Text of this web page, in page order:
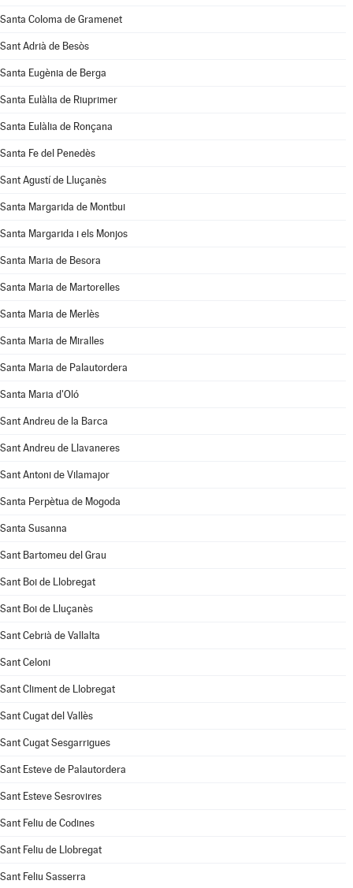
Santa Coloma de Gramenet
Sant Adrià de Besòs
Santa Eugènia de Berga
Santa Eulàlia de Riuprimer
Santa Eulàlia de Ronçana
Santa Fe del Penedès
Sant Agustí de Lluçanès
Santa Margarida de Montbui
Santa Margarida i els Monjos
Santa Maria de Besora
Santa Maria de Martorelles
Santa Maria de Merlès
Santa Maria de Miralles
Santa Maria de Palautordera
Santa Maria d'Oló
Sant Andreu de la Barca
Sant Andreu de Llavaneres
Sant Antoni de Vilamajor
Santa Perpètua de Mogoda
Santa Susanna
Sant Bartomeu del Grau
Sant Boi de Llobregat
Sant Boi de Lluçanès
Sant Cebrià de Vallalta
Sant Celoni
Sant Climent de Llobregat
Sant Cugat del Vallès
Sant Cugat Sesgarrigues
Sant Esteve de Palautordera
Sant Esteve Sesrovires
Sant Feliu de Codines
Sant Feliu de Llobregat
Sant Feliu Sasserra